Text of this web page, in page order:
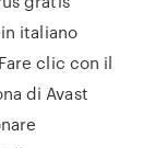
italiano
clic con il
di Avast